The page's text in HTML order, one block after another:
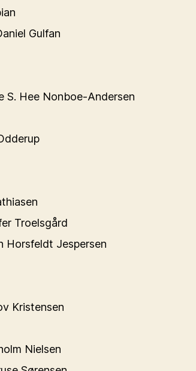
Gulfan
S. Hee Nonboe-Andersen
Troelsgård
Horsfeldt Jespersen
Kristensen
Nielsen